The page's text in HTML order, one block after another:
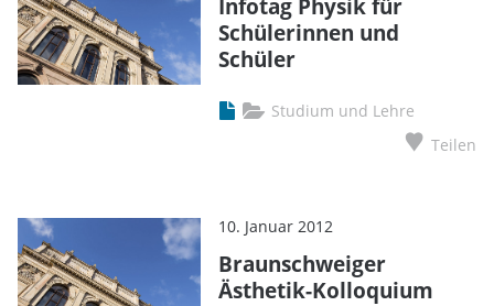
Schülerinnen und
Schüler
Studium und Lehre
Teilen
10. Januar 2012
Braunschweiger
Ästhetik-Kolloquium